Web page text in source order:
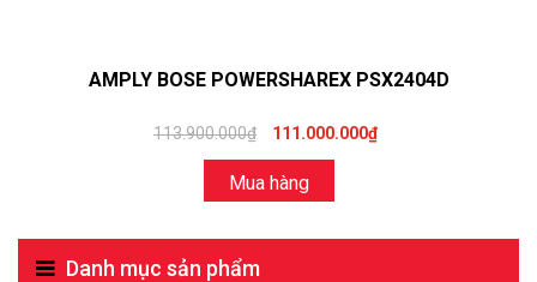
AMPLY BOSE POWERSHAREX PSX2404D
113.900.000₫ 111.000.000₫
Mua hàng
Danh mục sản phẩm